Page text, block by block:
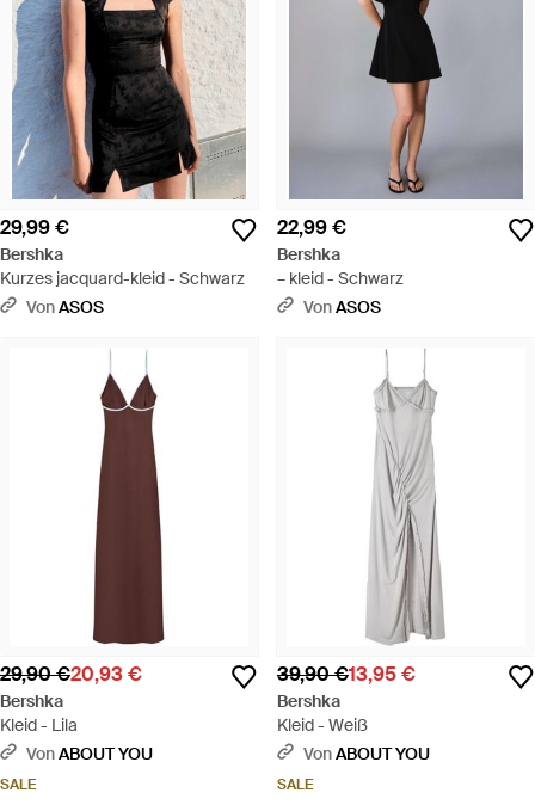
29,99 €
Bershka
Kurzes jacquard-kleid - Schwarz
VonASOS
22,99 €
Bershka
– kleid - Schwarz
VonASOS
29,90 €20,93 €
Bershka
Kleid - Lila
VonABOUT YOU
SALE
39,90 €13,95 €
Bershka
Kleid - Weiß
VonABOUT YOU
SALE